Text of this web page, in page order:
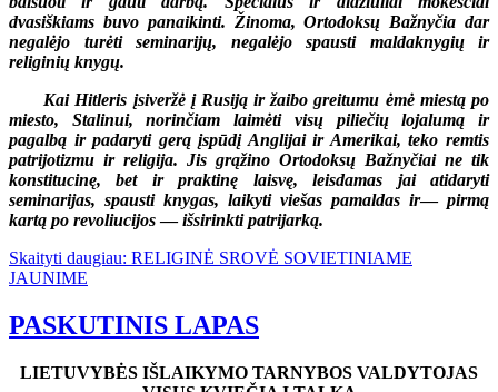
dvasiškiams buvo panaikinti. Žinoma, Ortodoksų Bažnyčia dar
negalėjo turėti seminarijų, negalėjo spausti maldaknygių ir
religinių knygų.
Kai Hitleris įsiveržė į Rusiją ir žaibo greitumu ėmė miestą po
miesto, Stalinui, norinčiam laimėti visų piliečių lojalumą ir
pagalbą ir padaryti gerą įspūdį Anglijai ir Amerikai, teko remtis
patrijotizmu ir religija. Jis grąžino Ortodoksų Bažnyčiai ne tik
konstitucinę, bet ir praktinę laisvę, leisdamas jai atidaryti
seminarijas, spausti knygas, laikyti viešas pamaldas ir— pirmą
kartą po revoliucijos—išsirinkti patrijarką.
Skaityti daugiau: RELIGINĖ SROVĖ SOVIETINIAME
JAUNIME
PASKUTINIS LAPAS
LIETUVYBĖS IŠLAIKYMO TARNYBOS VALDYTOJAS